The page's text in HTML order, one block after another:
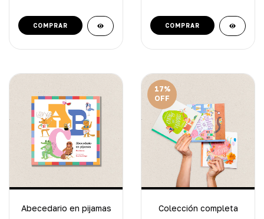
Abecedario en pijamas
17%
OFF
Colección completa